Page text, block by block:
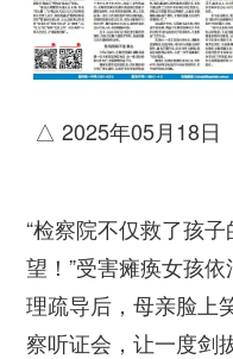
△ 2025年05月18日
“检察院不仅救了孩
望！”受害瘫痪女孩
理疏导后，母亲脸上
察听证会，让一度剑